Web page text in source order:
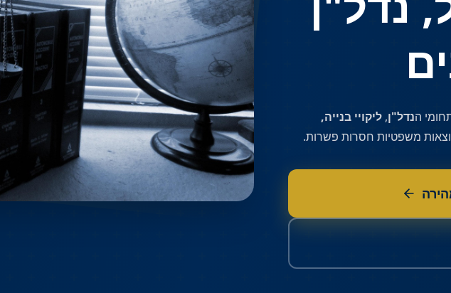
הנדל"ן, ליקויי בנייה,
משפטיות חסרות פשרות.